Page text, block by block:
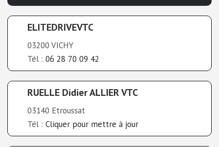
ELITEDRIVEVTC
03200 VICHY
Tél : 06 28 70 09 42
RUELLE Didier ALLIER VTC
03140 Etroussat
Tél : Cliquer pour mettre à jour